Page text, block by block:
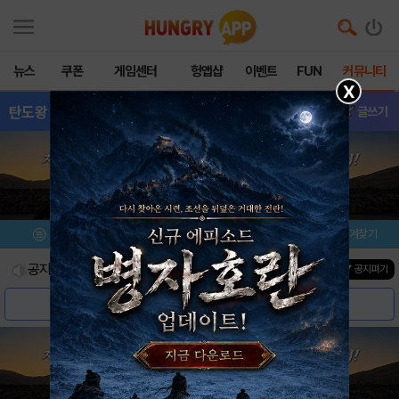
뉴스 쿠폰 게임센터 헝앱샵 이벤트 FUN 커뮤니티
탄도왕 글쓰기
메뉴 이벤트/미션 설치/평가 즐겨찾기
공지사항 진행중인 이벤트0건 ▼ 공지펴기
X